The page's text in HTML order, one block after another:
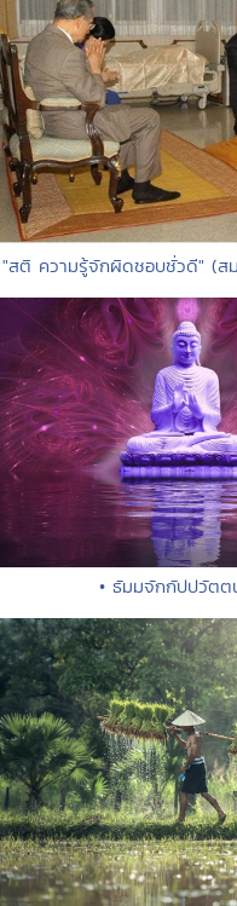
"สติ ความรู้จักผิดชอบชั่วดี" (ส
• ธัมมจักกัปปวัตต